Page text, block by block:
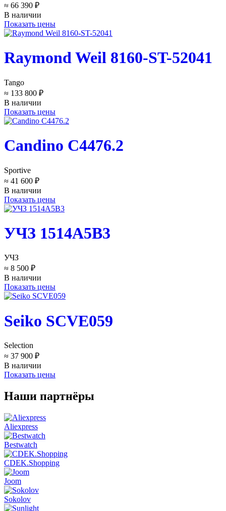
≈ 66 390 ₽
В наличии
Показать цены
Raymond Weil 8160-ST-52041
Tango
≈ 133 800 ₽
В наличии
Показать цены
Candino C4476.2
Sportive
≈ 41 600 ₽
В наличии
Показать цены
УЧЗ 1514A5B3
УЧЗ
≈ 8 500 ₽
В наличии
Показать цены
Seiko SCVE059
Selection
≈ 37 900 ₽
В наличии
Показать цены
Наши партнёры
Aliexpress
Bestwatch
CDEK.Shopping
Joom
Sokolov